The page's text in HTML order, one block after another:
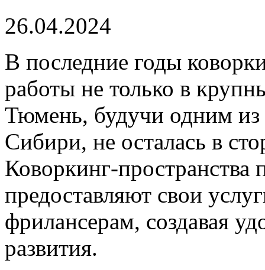
26.04.2024
В последние годы
работы не только в
Тюмень, будучи одним
Сибири, не осталась в
Коворкинг-пространства
предоставляют свои
фрилансерам, создавая
развития.